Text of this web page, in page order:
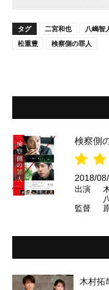
タグ 二宮和也 八嶋智
松重豊
検察側の罪人
検察側
2018/
出演
監督
木村拓